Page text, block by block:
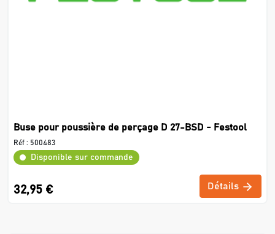
Buse pour poussière de perçage D 27-BSD - Festool
Réf : 500483
Disponible sur commande
32,95 € Détails